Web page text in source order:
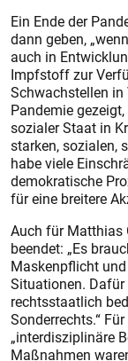
Ein Ende der
dann geben,
auch in
Impfstoff zur
Schwachstellen in
Pandemie
sozialer Staat in
starken, sozialen,
habe viele
demokratische
für eine breitere
Auch für Matthias
beendet: „Es
Maskenpflicht
Situationen.
rechtsstaatlich
Sonderrechts.“
„interdisziplinäre
Maßnahmen